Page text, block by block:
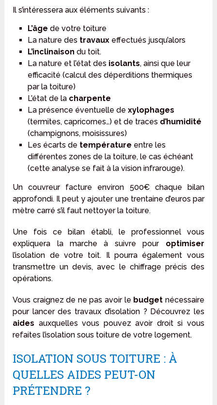
Il s’intéressera aux éléments suivants :
L’âge de votre toiture
La nature des travauxeffectués jusqu’alors
L’inclinaison du toit.
La nature et l’état des isolants, ainsi que leur
efficacité (calcul des déperditions thermiques
par la toiture)
L’état de la charpente
La présence éventuelle de xylophages
(termites, capricornes…) et de traces d’humidité
(champignons, moisissures)
Les écarts de température entre les
différentes zones de la toiture, le cas échéant
(cette analyse se fait à la vision infrarouge).
Un couvreur facture environ 500€ chaque bilan
approfondi. Il peut y ajouter une trentaine d’euros par
mètre carré s’il faut nettoyer la toiture.
Une fois ce bilan établi, le professionnel vous
expliquera la marche à suivre pour optimiser
l’isolation de votre toit. Il pourra également vous
transmettre un devis, avec le chiffrage précis des
opérations.
Vous craignez de ne pas avoir le budget nécessaire
pour lancer des travaux d’isolation ? Découvrez les
aides auxquelles vous pouvez avoir droit si vous
refaites l’isolation sous toiture de votre logement.
ISOLATION SOUS TOITURE : À
QUELLES AIDES PEUT-ON
PRÉTENDRE ?